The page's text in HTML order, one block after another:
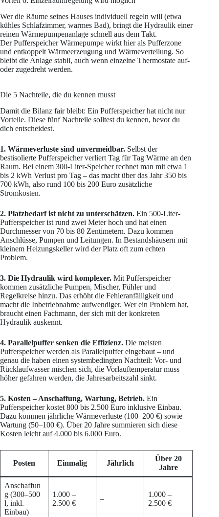
Wer die Räume seines Hauses individuell regeln will (etwa
kühles Schlafzimmer, warmes Bad), bringt die Hydraulik einer
reinen Wärmepumpenanlage schnell aus dem Takt.
Der Pufferspeicher Wärmepumpe wirkt hier als Pufferzone
und entkoppelt Wärmeerzeugung und Wärmeverteilung. So
bleibt die Anlage stabil, auch wenn einzelne Thermostate auf-
oder zugedreht werden.
Die 5 Nachteile, die du kennen musst
Damit die Bilanz fair bleibt: Ein Pufferspeicher hat nicht nur
Vorteile. Diese fünf Nachteile solltest du kennen, bevor du
dich entscheidest.
1. Wärmeverluste sind unvermeidbar. Selbst der
bestisolierte Pufferspeicher verliert Tag für Tag Wärme an den
Raum. Bei einem 300-Liter-Speicher rechnet man mit etwa 1
bis 2 kWh Verlust pro Tag – das macht über das Jahr 350 bis
700 kWh, also rund 100 bis 200 Euro zusätzliche
Stromkosten.
2. Platzbedarf ist nicht zu unterschätzen. Ein 500-Liter-
Pufferspeicher ist rund zwei Meter hoch und hat einen
Durchmesser von 70 bis 80 Zentimetern. Dazu kommen
Anschlüsse, Pumpen und Leitungen. In Bestandshäusern mit
kleinem Heizungskeller wird der Platz oft zum echten
Problem.
3. Die Hydraulik wird komplexer. Mit Pufferspeicher
kommen zusätzliche Pumpen, Mischer, Fühler und
Regelkreise hinzu. Das erhöht die Fehleranfälligkeit und
macht die Inbetriebnahme aufwendiger. Wer ein Problem hat,
braucht einen Fachmann, der sich mit der konkreten
Hydraulik auskennt.
4. Parallelpuffer senken die Effizienz. Die meisten
Pufferspeicher werden als Parallelpuffer eingebaut – und
genau die haben einen systembedingten Nachteil: Vor- und
Rücklaufwasser mischen sich, die Vorlauftemperatur muss
höher gefahren werden, die Jahresarbeitszahl sinkt.
5. Kosten – Anschaffung, Wartung, Betrieb. Ein
Pufferspeicher kostet 800 bis 2.500 Euro inklusive Einbau.
Dazu kommen jährliche Wärmeverluste (100–200 €) sowie
Wartung (50–100 €). Über 20 Jahre summieren sich diese
Kosten leicht auf 4.000 bis 6.000 Euro.
Posten Einmalig Jährlich
Über 20
Jahre
Anschaffun
g (300–500
l, inkl.
Einbau)
1.000 –
2.500 €
–
1.000 –
2.500 €